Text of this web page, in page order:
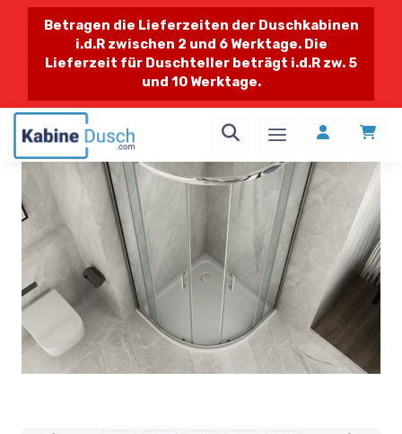
Betragen die Lieferzeiten der Duschkabinen
i.d.R zwischen 2 und 6 Werktage. Die
Lieferzeit für Duschteller beträgt i.d.R zw. 5
und 10 Werktage.